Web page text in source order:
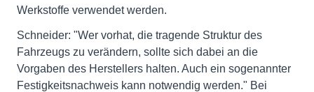
Werkstoffe verwendet werden.
Schneider: "Wer vorhat, die tragende Struktur des
Fahrzeugs zu verändern, sollte sich dabei an die
Vorgaben des Herstellers halten. Auch ein sogenannter
Festigkeitsnachweis kann notwendig werden." Bei